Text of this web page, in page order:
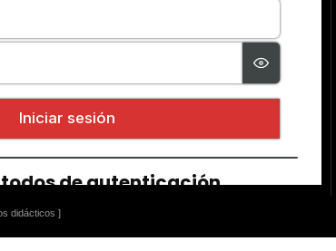
didácticos ]